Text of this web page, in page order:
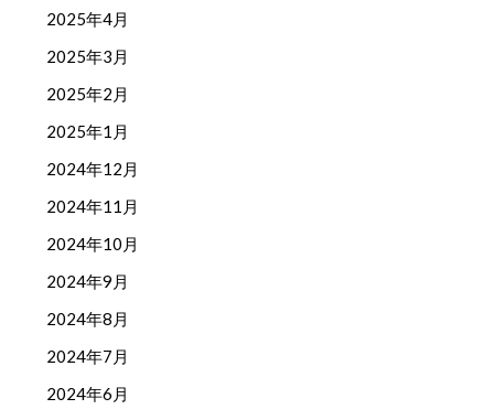
2025年4月
2025年3月
2025年2月
2025年1月
2024年12月
2024年11月
2024年10月
2024年9月
2024年8月
2024年7月
2024年6月